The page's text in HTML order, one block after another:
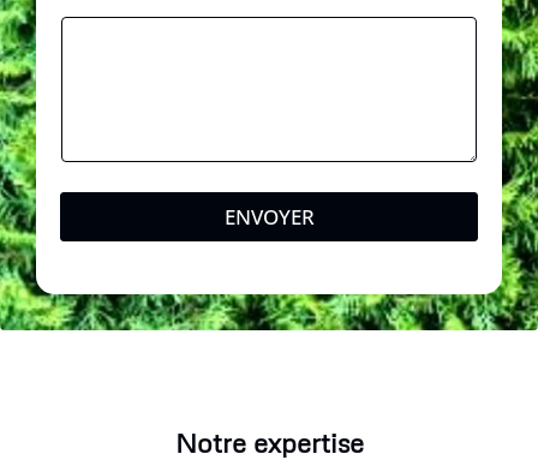
ENVOYER
Notre expertise